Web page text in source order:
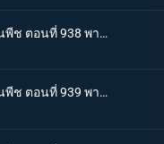
One piece วันพีช ตอนที่ 938 พากย์ไทย สะเทือนทั่วหล้า ตัวตนที่แท้จริงของจอมโจรเจ้าหนูสามฉลู
One piece วันพีช ตอนที่ 939 พากย์ไทย ความเจ็บปวดของพวกพ้อง! การช่วยเหลือโทโนะยาสุที่ถูกจับ